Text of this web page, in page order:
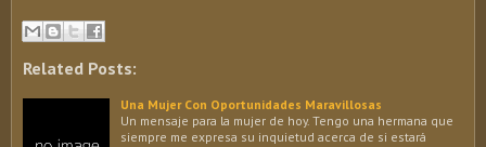
Related Posts:
Una Mujer Con Oportunidades Maravillosas
Un mensaje para la mujer de hoy. Tengo una hermana que
siempre me expresa su inquietud acerca de si estará